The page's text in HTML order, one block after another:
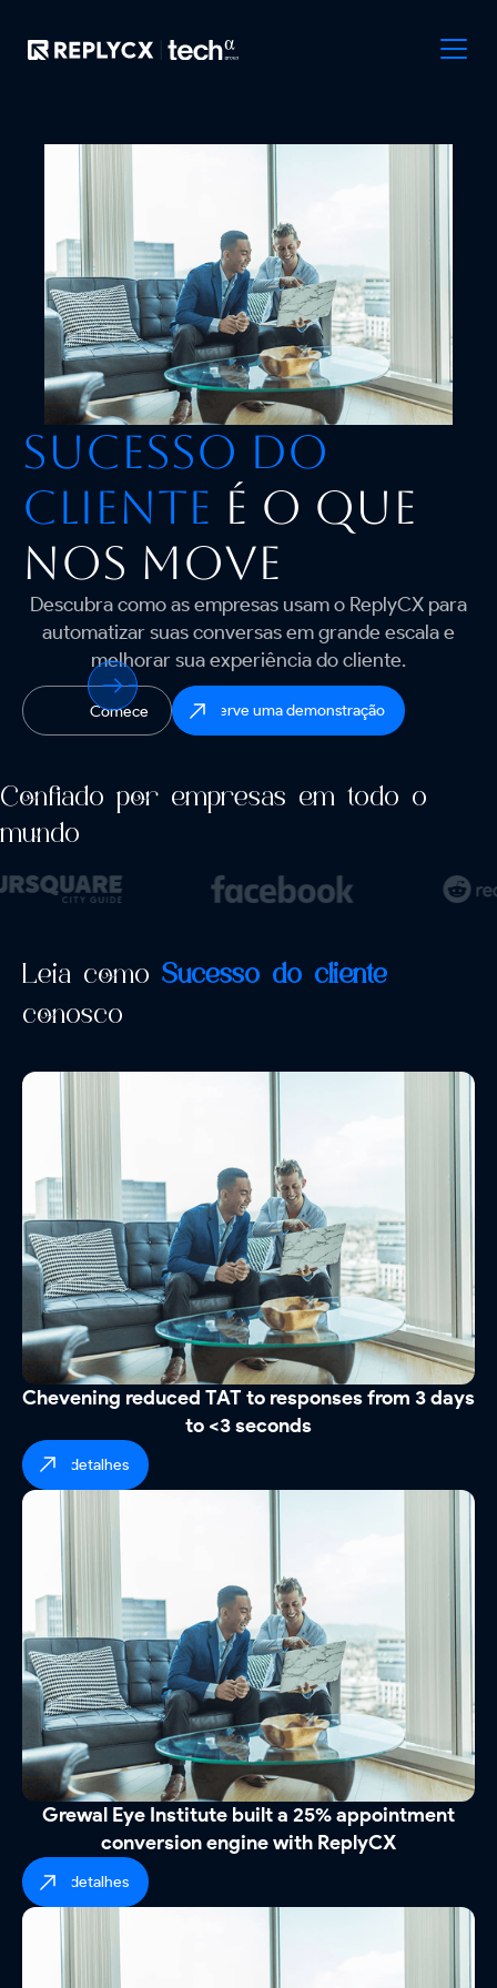
Sucesso do
cliente é o que
nos move
Descubra como as empresas usam o ReplyCX para
automatizar suas conversas em grande escala e
melhorar sua experiência do cliente.
Comece Reserve uma demonstração
Confiado por empresas em todo o
mundo
Leia como Sucesso do cliente
conosco
Chevening reduced TAT to responses from 3 days
to <3 seconds
ver detalhes
Grewal Eye Institute built a 25% appointment
conversion engine with ReplyCX
ver detalhes